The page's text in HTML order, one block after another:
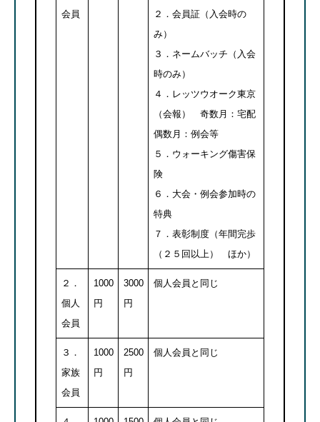
会員
２．会員証（入会時の
み）
３．ネームバッチ（入会
時のみ）
４．レッツウオーク東京
（会報） 奇数月：宅配
偶数月：例会等
５．ウォーキング傷害保
険
６．大会・例会参加時の
特典
７．表彰制度（年間完歩
（２５回以上） ほか）
２．
個人
会員
1000
円
3000
円
個人会員と同じ
３．
家族
会員
1000
円
2500
円
個人会員と同じ